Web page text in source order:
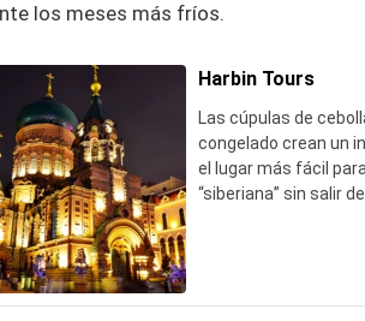
los meses más fríos.
Harbin Tours
Las cúpulas de
congelado crean un
el lugar más fácil
“siberiana” sin salir